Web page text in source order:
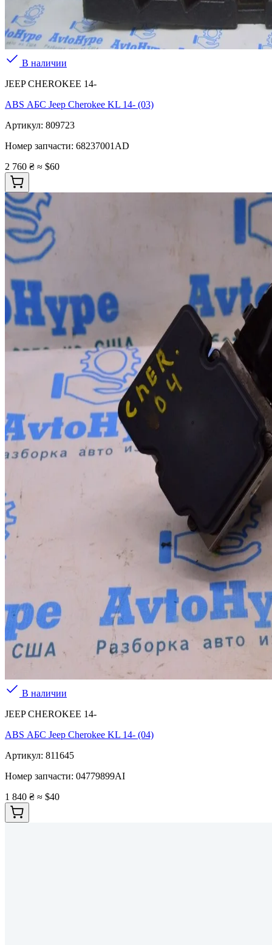
В наличии
JEEP CHEROKEE 14-
ABS АБС Jeep Cherokee KL 14- (03)
Артикул: 809723
Номер запчасти: 68237001AD
2 760 ₴ ≈ $60
В наличии
JEEP CHEROKEE 14-
ABS АБС Jeep Cherokee KL 14- (04)
Артикул: 811645
Номер запчасти: 04779899AI
1 840 ₴ ≈ $40